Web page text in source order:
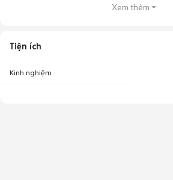
Xem thêm
Tiện ích
Kinh nghiệm